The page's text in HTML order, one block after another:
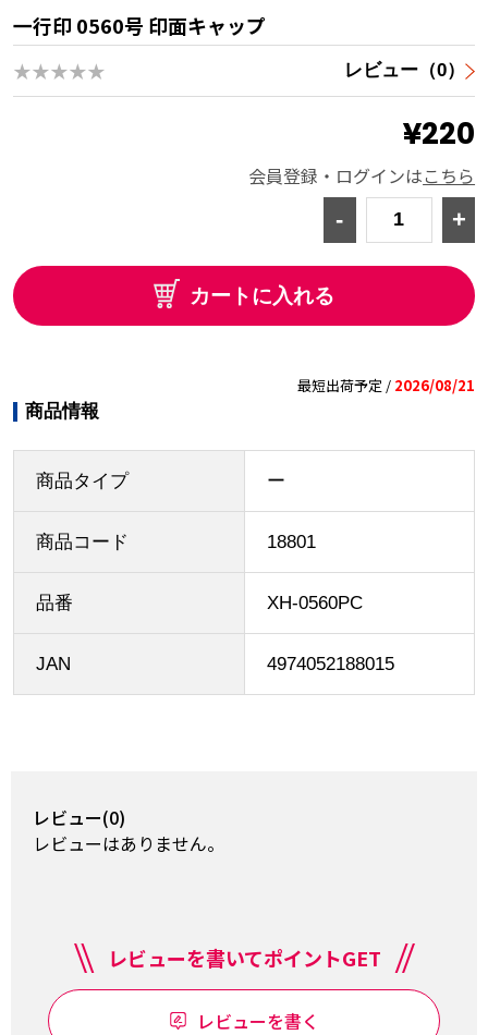
一行印 0560号 印面キャップ
★★★★★ レビュー（0）
¥220
会員登録・ログインはこちら
- +
カートに入れる
最短出荷予定 / 2026/08/21
商品情報
商品タイプ ー
商品コード 18801
品番 XH-0560PC
JAN 4974052188015
レビュー(0)
レビューはありません。
レビューを書いてポイントGET
レビューを書く